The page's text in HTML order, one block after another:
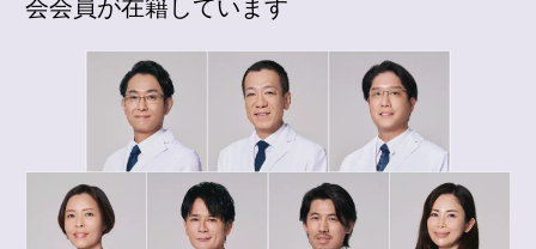
会会員が在籍しています